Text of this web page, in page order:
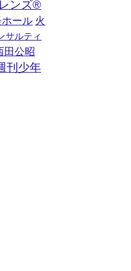
ンズ®︎
ホール 火
サルティ
田公昭
刊少年